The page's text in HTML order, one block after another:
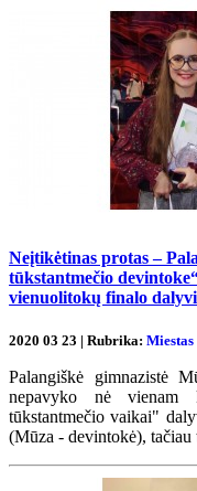
Neįtikėtinas protas –
tūkstantmečio
vienuolitokų finalo
2020 03 23 | Rubrika: Miestas
Palangiškė gimnazistė
nepavyko nė
tūkstantmečio vaikai"
(Mūza - devintokė),